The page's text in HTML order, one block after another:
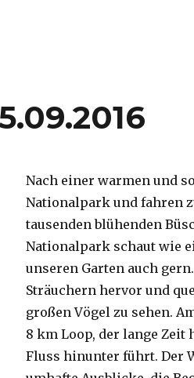
Nach einer warmen und
Nationalpark und fahren
tausenden blühenden
Nationalpark schaut wie
unseren Garten auch
Sträuchern hervor und
großen Vögel zu sehen.
8 km Loop, der lange Zeit
Fluss hinunter führt. Der